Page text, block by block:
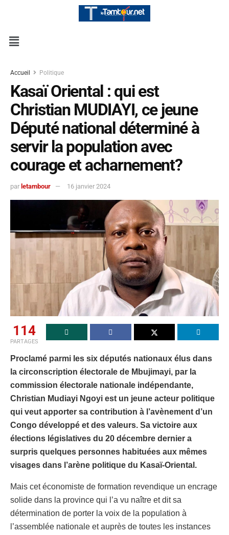
Accueil Politique
Kasaï Oriental : qui est
Christian MUDIAYI, ce jeune
Député national déterminé à
servir la population avec
courage et acharnement?
par letambour 16 janvier 2024
114
PARTAGES
Proclamé parmi les six députés nationaux élus dans
la circonscription électorale de Mbujimayi, par la
commission électorale nationale indépendante,
Christian Mudiayi Ngoyi est un jeune acteur politique
qui veut apporter sa contribution à l’avènement d’un
Congo développé et des valeurs. Sa victoire aux
élections législatives du 20 décembre dernier a
surpris quelques personnes habituées aux mêmes
visages dans l’arène politique du Kasaï-Oriental.
Mais cet économiste de formation revendique un encrage
solide dans la province qui l’a vu naître et dit sa
détermination de porter la voix de la population à
l’assemblée nationale et auprès de toutes les instances